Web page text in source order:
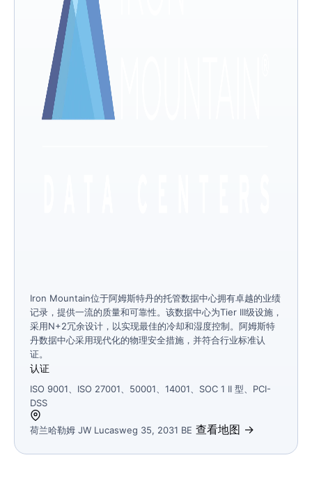
Iron Mountain位于阿姆斯特丹的托管数据中心拥有卓越的业绩
记录，提供一流的质量和可靠性。该数据中心为Tier III级设施，
采用N+2冗余设计，以实现最佳的冷却和湿度控制。阿姆斯特
丹数据中心采用现代化的物理安全措施，并符合行业标准认
证。
认证
ISO 9001、ISO 27001、50001、14001、SOC 1 II 型、PCI-
DSS
荷兰哈勒姆 JW Lucasweg 35, 2031 BE 查看地图 →